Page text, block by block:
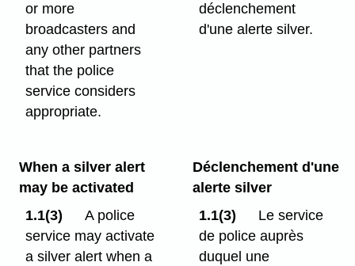
or more
broadcasters and
any other partners
that the police
service considers
appropriate.
déclenchement
d'une alerte silver.
When a silver alert
may be activated
1.1(3)
A police
service may activate
a silver alert when a
Déclenchement d'une
alerte silver
1.1(3)
Le service
de police auprès
duquel une